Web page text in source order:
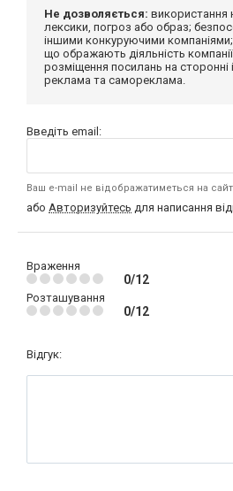
Не дозволяється: використання
лексики, погроз або образ;
іншими конкуруючими компаніями;
що ображають діяльність компанії
розміщення посилань на сторонні
реклама та самореклама.
Введіть email:
Ваш e-mail не відображатиметься на
або Авторизуйтесь для написання
Враження
0/12
Розташування
0/12
Відгук: